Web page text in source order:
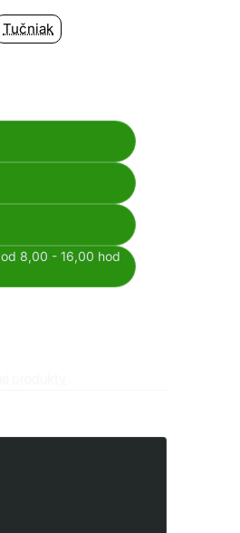
Tučniak
8,00 - 16,00 hod